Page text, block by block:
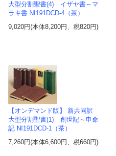
大型分割聖書(4) イザヤ書～マ
ラキ書 NI191DCD-4（茶）
9,020円(本体8,200円、税820円)
【オンデマンド版】 新共同訳
大型分割聖書(1) 創世記～申命
記 NI191DCD-1（茶）
7,260円(本体6,600円、税660円)